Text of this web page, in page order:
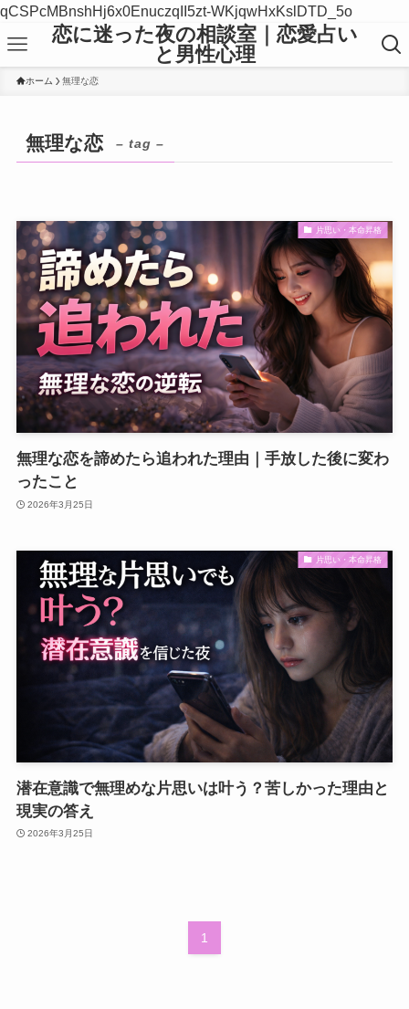
qCSPcMBnshHj6x0EnuczqII5zt-WKjqwHxKslDTD_5o
恋に迷った夜の相談室｜恋愛占い
と男性心理
ホーム 無理な恋
無理な恋 – tag –
片思い・本命昇格
無理な恋を諦めたら追われた理由｜手放した後に変わ
ったこと
2026年3月25日
片思い・本命昇格
潜在意識で無理めな片思いは叶う？苦しかった理由と
現実の答え
2026年3月25日
1